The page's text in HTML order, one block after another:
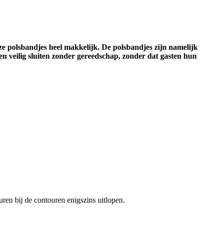
polsbandjes heel makkelijk. De polsbandjes zijn namelijk
veilig sluiten zonder gereedschap, zonder dat gasten hun
bij de contouren enigszins uitlopen.